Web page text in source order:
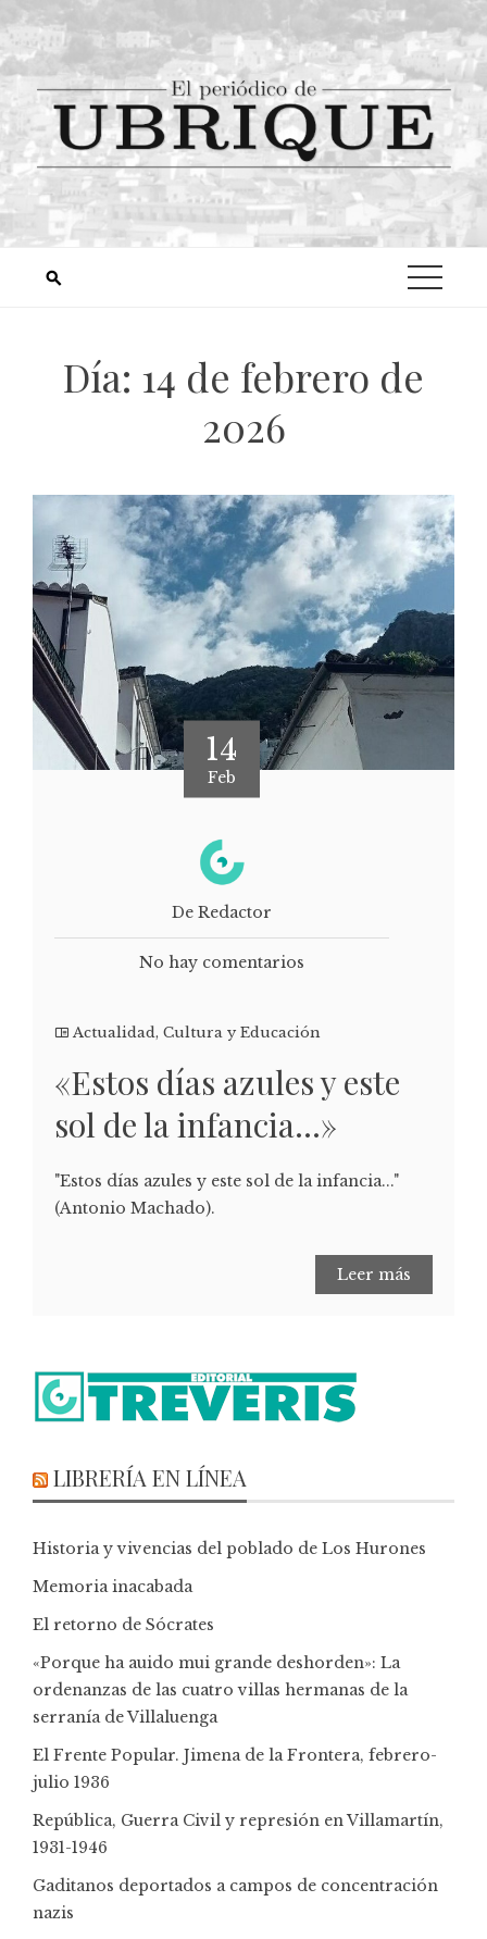
Día: 14 de febrero de
2026
14
Feb
De Redactor
No hay comentarios
Actualidad, Cultura y Educación
«Estos días azules y este
sol de la infancia…»
"Estos días azules y este sol de la infancia..."
(Antonio Machado).
Leer más
LIBRERÍA EN LÍNEA
Historia y vivencias del poblado de Los Hurones
Memoria inacabada
El retorno de Sócrates
«Porque ha auido mui grande deshorden»: La
ordenanzas de las cuatro villas hermanas de la
serranía de Villaluenga
El Frente Popular. Jimena de la Frontera, febrero-
julio 1936
República, Guerra Civil y represión en Villamartín,
1931-1946
Gaditanos deportados a campos de concentración
nazis